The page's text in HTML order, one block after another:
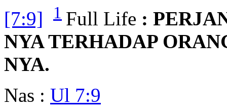
[7:9]
1 Full Life :
NYA TERHADAP
NYA.
Nas : Ul 7:9